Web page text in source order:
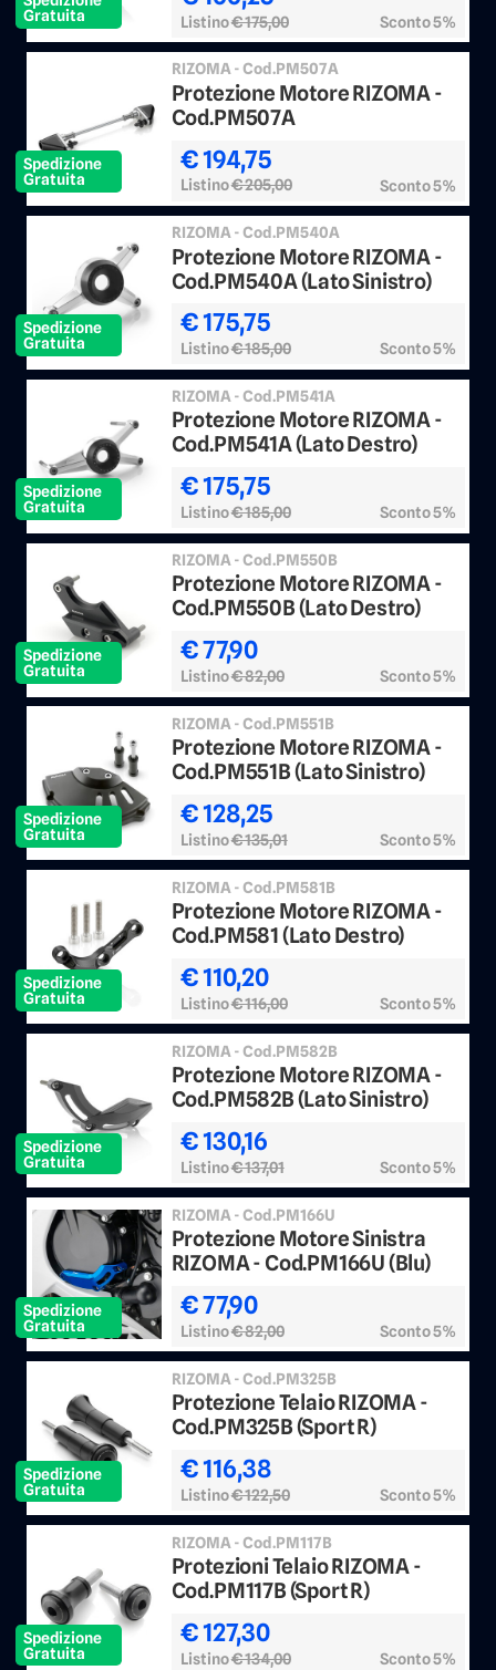
Gratuita
Listino€ 175,00 Sconto 5%
Spedizione
Gratuita
RIZOMA - Cod.PM507A
Protezione Motore RIZOMA -
Cod.PM507A
€ 194,75
Listino€ 205,00 Sconto 5%
Spedizione
Gratuita
RIZOMA - Cod.PM540A
Protezione Motore RIZOMA -
Cod.PM540A (Lato Sinistro)
€ 175,75
Listino€ 185,00 Sconto 5%
Spedizione
Gratuita
RIZOMA - Cod.PM541A
Protezione Motore RIZOMA -
Cod.PM541A (Lato Destro)
€ 175,75
Listino€ 185,00 Sconto 5%
Spedizione
Gratuita
RIZOMA - Cod.PM550B
Protezione Motore RIZOMA -
Cod.PM550B (Lato Destro)
€ 77,90
Listino€ 82,00 Sconto 5%
Spedizione
Gratuita
RIZOMA - Cod.PM551B
Protezione Motore RIZOMA -
Cod.PM551B (Lato Sinistro)
€ 128,25
Listino€ 135,01 Sconto 5%
Spedizione
Gratuita
RIZOMA - Cod.PM581B
Protezione Motore RIZOMA -
Cod.PM581 (Lato Destro)
€ 110,20
Listino€ 116,00 Sconto 5%
Spedizione
Gratuita
RIZOMA - Cod.PM582B
Protezione Motore RIZOMA -
Cod.PM582B (Lato Sinistro)
€ 130,16
Listino€ 137,01 Sconto 5%
Spedizione
Gratuita
RIZOMA - Cod.PM166U
Protezione Motore Sinistra
RIZOMA - Cod.PM166U (Blu)
€ 77,90
Listino€ 82,00 Sconto 5%
Spedizione
Gratuita
RIZOMA - Cod.PM325B
Protezione Telaio RIZOMA -
Cod.PM325B (Sport R)
€ 116,38
Listino€ 122,50 Sconto 5%
Spedizione
Gratuita
RIZOMA - Cod.PM117B
Protezioni Telaio RIZOMA -
Cod.PM117B (Sport R)
€ 127,30
Listino€ 134,00 Sconto 5%